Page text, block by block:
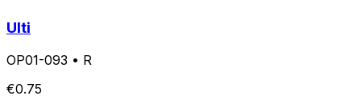
Ulti
OP01-093 • R
€0.75